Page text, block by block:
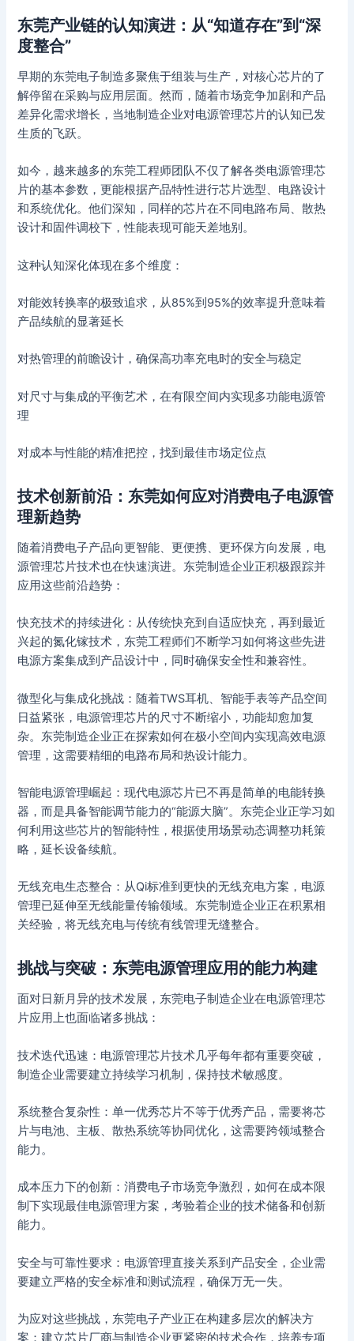
东莞产业链的认知演进：从“知道存在”到“深
度整合”
早期的东莞电子制造多聚焦于组装与生产，对核心芯片的了
解停留在采购与应用层面。然而，随着市场竞争加剧和产品
差异化需求增长，当地制造企业对电源管理芯片的认知已发
生质的飞跃。
如今，越来越多的东莞工程师团队不仅了解各类电源管理芯
片的基本参数，更能根据产品特性进行芯片选型、电路设计
和系统优化。他们深知，同样的芯片在不同电路布局、散热
设计和固件调校下，性能表现可能天差地别。
这种认知深化体现在多个维度：
对能效转换率的极致追求，从85%到95%的效率提升意味着
产品续航的显著延长
对热管理的前瞻设计，确保高功率充电时的安全与稳定
对尺寸与集成的平衡艺术，在有限空间内实现多功能电源管
理
对成本与性能的精准把控，找到最佳市场定位点
技术创新前沿：东莞如何应对消费电子电源管
理新趋势
随着消费电子产品向更智能、更便携、更环保方向发展，电
源管理芯片技术也在快速演进。东莞制造企业正积极跟踪并
应用这些前沿趋势：
快充技术的持续进化：从传统快充到自适应快充，再到最近
兴起的氮化镓技术，东莞工程师们不断学习如何将这些先进
电源方案集成到产品设计中，同时确保安全性和兼容性。
微型化与集成化挑战：随着TWS耳机、智能手表等产品空间
日益紧张，电源管理芯片的尺寸不断缩小，功能却愈加复
杂。东莞制造企业正在探索如何在极小空间内实现高效电源
管理，这需要精细的电路布局和热设计能力。
智能电源管理崛起：现代电源芯片已不再是简单的电能转换
器，而是具备智能调节能力的“能源大脑”。东莞企业正学习如
何利用这些芯片的智能特性，根据使用场景动态调整功耗策
略，延长设备续航。
无线充电生态整合：从Qi标准到更快的无线充电方案，电源
管理已延伸至无线能量传输领域。东莞制造企业正在积累相
关经验，将无线充电与传统有线管理无缝整合。
挑战与突破：东莞电源管理应用的能力构建
面对日新月异的技术发展，东莞电子制造企业在电源管理芯
片应用上也面临诸多挑战：
技术迭代迅速：电源管理芯片技术几乎每年都有重要突破，
制造企业需要建立持续学习机制，保持技术敏感度。
系统整合复杂性：单一优秀芯片不等于优秀产品，需要将芯
片与电池、主板、散热系统等协同优化，这需要跨领域整合
能力。
成本压力下的创新：消费电子市场竞争激烈，如何在成本限
制下实现最佳电源管理方案，考验着企业的技术储备和创新
能力。
安全与可靠性要求：电源管理直接关系到产品安全，企业需
要建立严格的安全标准和测试流程，确保万无一失。
为应对这些挑战，东莞电子产业正在构建多层次的解决方
案：建立芯片厂商与制造企业更紧密的技术合作，培养专项